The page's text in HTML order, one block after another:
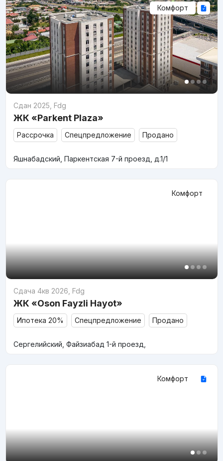
Комфорт
Сдан 2025 Fdg
ЖК «Parkent Plaza»
Рассрочка Спецпредложение Продано
Яшнабадский, Паркентская 7-й проезд, д.1/1
Комфорт
Сдача 4кв 2026 Fdg
ЖК «Oson Fayzli Hayot»
Ипотека 20% Спецпредложение Продано
Сергелийский, Файзиабад 1-й проезд,
Комфорт